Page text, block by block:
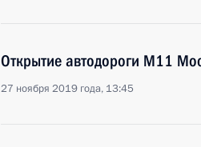
Открытие автодороги М11
27 ноября 2019 года, 13:45